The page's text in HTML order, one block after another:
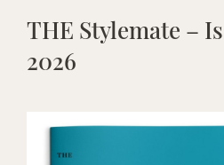
THE Stylemate –
2026